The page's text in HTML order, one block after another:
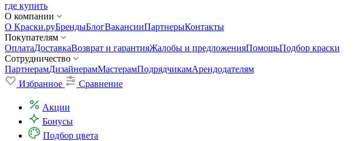
где купить
О компании
О Краски.руБрендыБлогВакансииПартнерыКонтакты
Покупателям
ОплатаДоставкаВозврат и гарантияЖалобы и предложенияПомощьПодбор краски
Сотрудничество
ПартнерамДизайнерамМастерамПодрядчикамАрендодателям
Избранное
Сравнение
Акции
Бонусы
Подбор цвета